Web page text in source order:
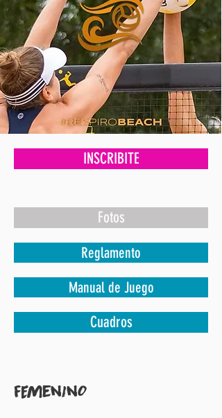
INSCRIBITE
Fotos
Reglamento
Manual de Juego
Cuadros
FEmeninO